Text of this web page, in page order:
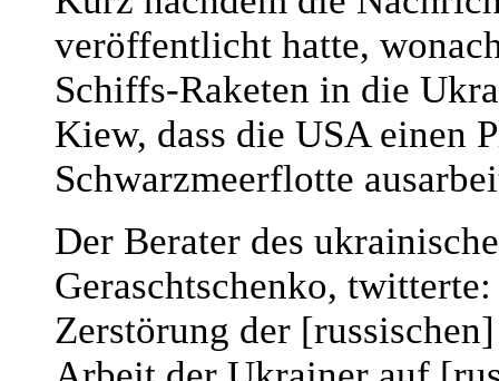
veröffentlicht hatte,
Schiffs-Raketen in die
Kiew, dass die USA einen
Schwarzmeerflotte
Der Berater des
Geraschtschenko,
Zerstörung der